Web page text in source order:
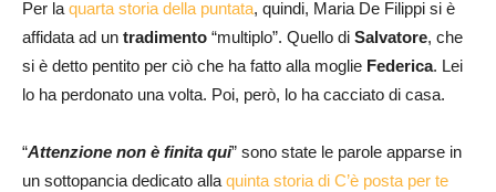
Per laquarta storia della puntata, quindi, Maria De Filippi si è
affidata ad un tradimento “multiplo”. Quello di Salvatore, che
si è detto pentito per ciò che ha fatto alla moglie Federica. Lei
lo ha perdonato una volta. Poi, però, lo ha cacciato di casa.
“Attenzione non è finita qui” sono state le parole apparse in
un sottopancia dedicato allaquinta storia di C’è posta per te